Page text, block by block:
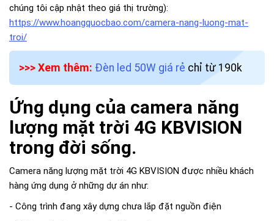
chúng tôi cập nhật theo giá thị trường):
https://www.hoangquocbao.com/camera-nang-luong-mat-
troi/
>>> Xem thêm: Đèn led 50W giá rẻ chỉ từ 190k
Ứng dụng của camera năng
lượng mặt trời 4G KBVISION
trong đời sống.
Camera năng lượng mặt trời 4G KBVISION được nhiều khách
hàng ứng dụng ở những dự án như:
- Công trình đang xây dựng chưa lắp đặt nguồn điện